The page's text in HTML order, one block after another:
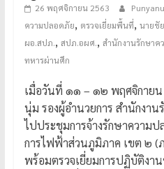
26 พฤศจิกายน 2563
ความปลอดภัย, ตรวจเยี่ยมพื้นที่, นายชั
ผอ.สปภ., สปภ.อผศ., สำนักงานรักษาค
ทหารผ่านศึก
เมื่อวันที่ ๑๑ – ๑๒ พฤศจิกาย
นุ่ม รองผู้อำนวยการ สำนักงา
ไปประชุมการจ้างรักษาความ
การไฟฟ้าส่วนภูมิภาค เขต ๒
พร้อมตรวจเยี่ยมการปฏิบัติงา